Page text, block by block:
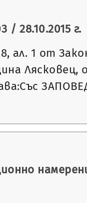
/ 28.10.2015 г.
ал. 1 от
Лясковец,